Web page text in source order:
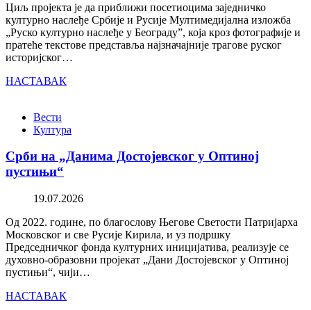
Циљ пројекта је да приближи посетиоцима заједничко
културно наслеђе Србије и Русије Мултимедијална изложба
„Руско културно наслеђе у Београду”, која кроз фотографије и
пратеће текстове представља најзначајније трагове руског
историјског…
НАСТАВАК
Вести
Култура
Срби на „Данима Достојевског у Оптиној
пустињи“
19.07.2026
Од 2022. године, по благослову Његове Светости Патријарха
Московског и све Русије Кирила, и уз подршку
Председничког фонда културних иницијатива, реализује се
духовно-образовни пројекат „Дани Достојевског у Оптиној
пустињи“, чији…
НАСТАВАК